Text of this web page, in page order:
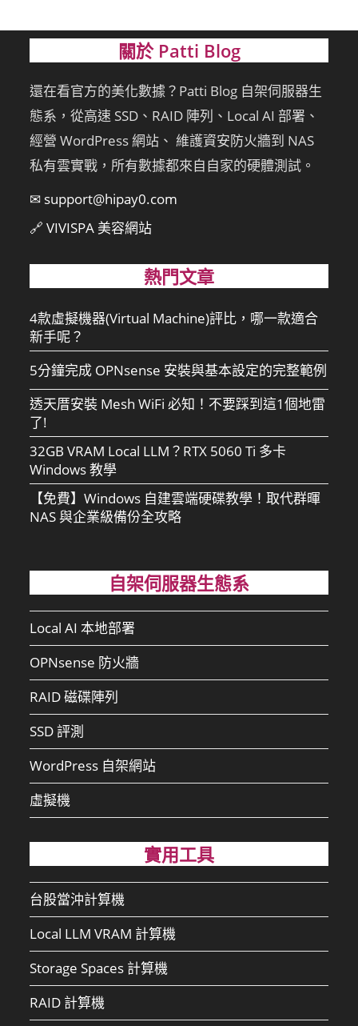
關於 Patti Blog
還在看官方的美化數據？Patti Blog 自架伺服器生
態系，從高速 SSD、RAID 陣列、Local AI 部署、
經營 WordPress 網站、 維護資安防火牆到 NAS
私有雲實戰，所有數據都來自自家的硬體測試。
✉ support@hipay0.com
🔗 VIVISPA 美容網站
熱門文章
4款虛擬機器(Virtual Machine)評比，哪一款適合
新手呢？
5分鐘完成 OPNsense 安裝與基本設定的完整範例
透天厝安裝 Mesh WiFi 必知！不要踩到這1個地雷
了!
32GB VRAM Local LLM？RTX 5060 Ti 多卡
Windows 教學
【免費】Windows 自建雲端硬碟教學！取代群暉
NAS 與企業級備份全攻略
自架伺服器生態系
Local AI 本地部署
OPNsense 防火牆
RAID 磁碟陣列
SSD 評測
WordPress 自架網站
虛擬機
實用工具
台股當沖計算機
Local LLM VRAM 計算機
Storage Spaces 計算機
RAID 計算機